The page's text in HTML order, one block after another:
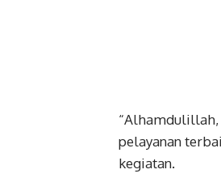
“Alhamdulillah,
pelayanan
kegiatan.